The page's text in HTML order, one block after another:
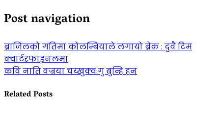
Post navigation
ब्राजिलको गतिमा कोलम्बियाले लगायो ब्रेक : दुवै टिम
क्वार्टरफाइनलमा
कवि नाति वज्रया चय्खुक्वःगु बुन्हि हन
Related Posts